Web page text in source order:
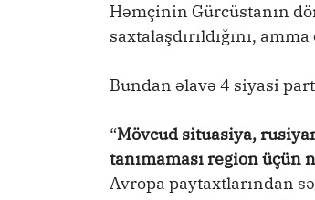
Həmçinin Gürcüstanın
saxtalaşdırıldığını,
Bundan əlavə 4 siyasi
“Mövcud situasiya,
tanımaması region üçün
Avropa paytaxtlarından